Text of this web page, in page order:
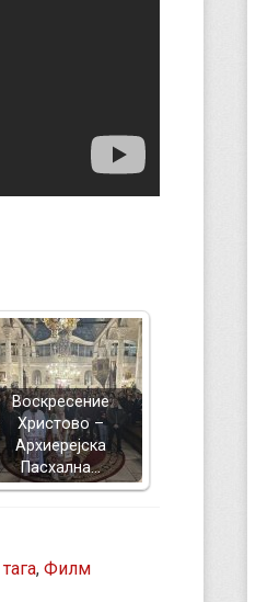
Воскресение
Христово –
Архиерејска
Пасхална…
тага, Филм